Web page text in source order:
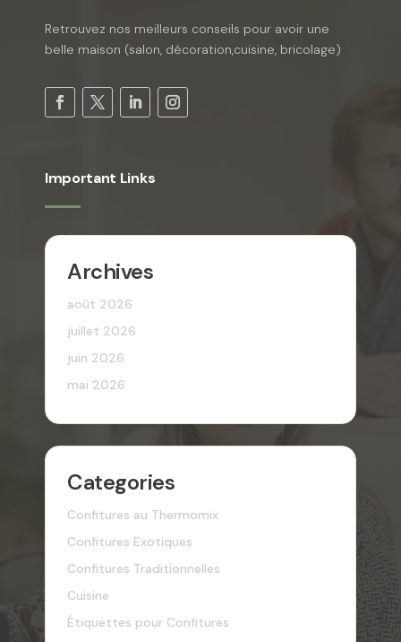
Retrouvez nos meilleurs conseils pour avoir une
belle maison (salon, décoration,cuisine, bricolage)
Important Links
Archives
août 2026
juillet 2026
juin 2026
mai 2026
Categories
Confitures au Thermomix
Confitures Exotiques
Confitures Traditionnelles
Cuisine
Étiquettes pour Confitures